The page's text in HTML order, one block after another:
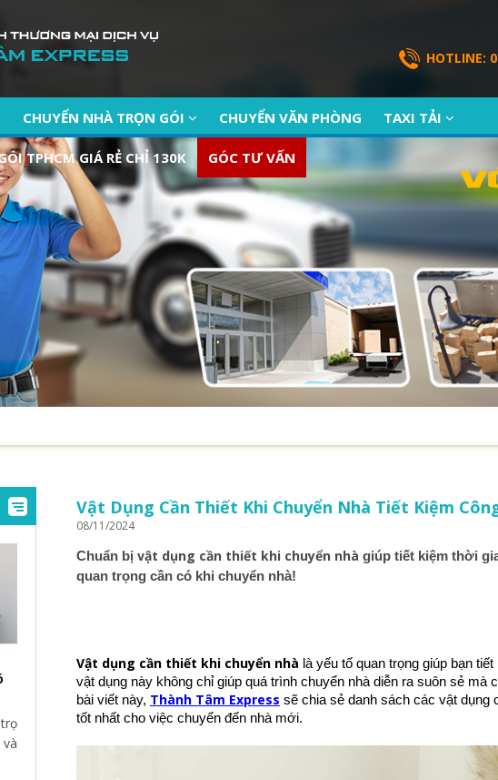
HOTLINE:
CHUYỂN NHÀ TRỌN GÓI CHUYỂN VĂN PHÒNG TAXI TẢI
TPHCM GIÁ RẺ CHỈ 130K GÓC TƯ VẤN
Vật Dụng Cần Thiết Khi Chuyển Nhà Tiết Kiệm
08/11/2024
Chuẩn bị vật dụng cần thiết khi chuyển nhà giúp tiết kiệm thời
quan trọng cần có khi chuyển nhà!
Vật dụng cần thiết khi chuyển nhà là yếu tố quan trọng giúp bạn
vật dụng này không chỉ giúp quá trình chuyển nhà diễn ra suôn sẻ
bài viết này, Thành Tâm Express sẽ chia sẻ danh sách các vật dụng
tốt nhất cho việc chuyển đến nhà mới.